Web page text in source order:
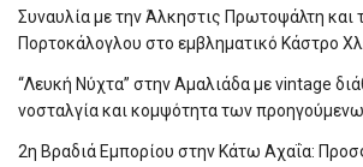
Συναυλία με την Άλκηστις Πρωτοψάλτη και
Πορτοκάλογλου στο εμβληματικό Κάστρο
“Λευκή Νύχτα” στην Αμαλιάδα με vintage
νοσταλγία και κομψότητα των
2η Βραδιά Εμπορίου στην Κάτω Αχαΐα: